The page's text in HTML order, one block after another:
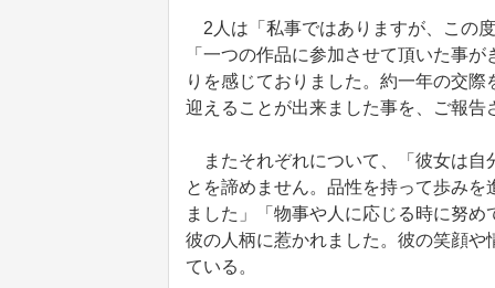
2人は「私事ではありますが、この
「一つの作品に参加させて頂いた事
りを感じておりました。約一年の交
迎えることが出来ました事を、ご報
またそれぞれについて、「彼女は自
とを諦めません。品性を持って歩み
ました」「物事や人に応じる時に努
彼の人柄に惹かれました。彼の笑顔
ている。